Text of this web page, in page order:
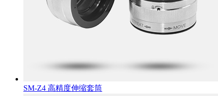
SM-Z4 高精度伸缩套筒